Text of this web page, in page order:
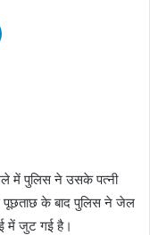
में पुलिस ने उसके पत्नी
से पूछताछ के बाद पुलिस ने जेल
में जुट गई है।